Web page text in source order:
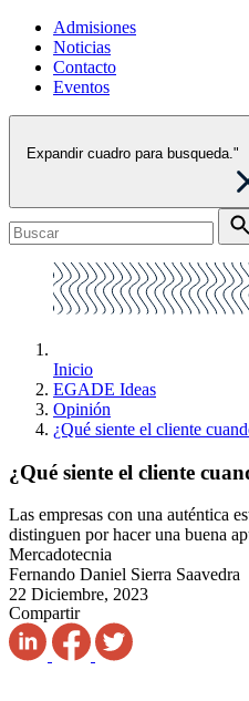
Admisiones
Noticias
Contacto
Eventos
Expandir cuadro para busqueda."
Inicio
EGADE Ideas
Opinión
¿Qué siente el cliente
¿Qué siente el cliente
Las empresas con una auténtica
distinguen por hacer una buena
Mercadotecnia
Fernando Daniel Sierra Saavedra
22 Diciembre, 2023
Compartir